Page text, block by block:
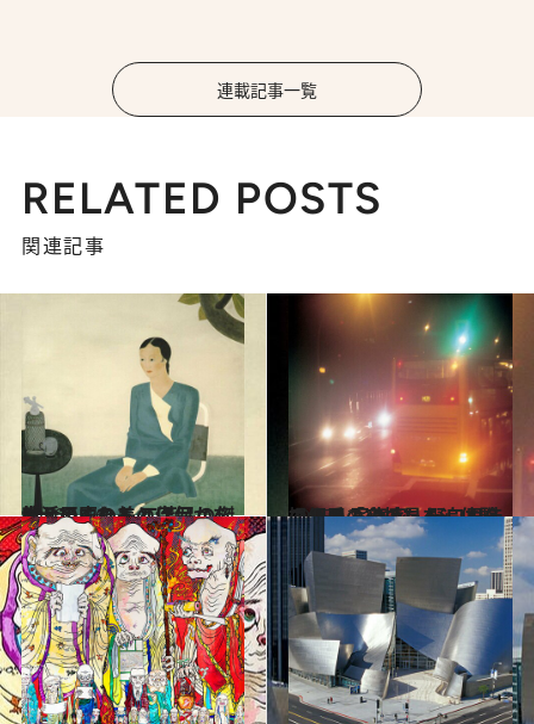
連載記事一覧
RELATED POSTS
関連記事
2016.1.16
生活の中の美とは何かを教えてくれる 工芸品の傑作と巨匠たちの作品
カルチャー 2015.12.19
撮り手の心持ちを追体験できる 写真家・野口里佳の個展「夜の星へ」
カルチャー